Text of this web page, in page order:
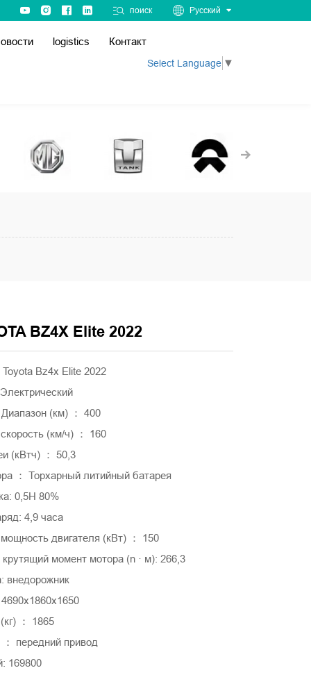
поиск Русский
logistics Контакт
Select Language ▼
BZ4X Elite 2022
Bz4x Elite 2022
(км) ： 400
(км/ч) ： 160
(кВтч) ： 50,3
： Торхарный литийный батарея
0,5H 80%
4,9 часа
двигателя (кВт) ： 150
момент мотора (n · м): 266,3
внедорожник
： 1865
передний привод
169800